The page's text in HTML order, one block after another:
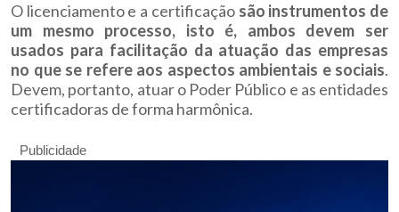
O licenciamento e a certificação são instrumentos de
um mesmo processo, isto é, ambos devem ser
usados para facilitação da atuação das empresas
no que se refere aos aspectos ambientais e sociais.
Devem, portanto, atuar o Poder Público e as entidades
certificadoras de forma harmônica.
Publicidade